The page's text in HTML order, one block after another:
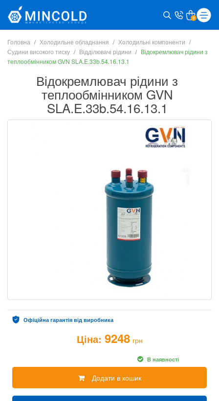
0
Головна Холодильне обладнання
Холодильні компоненти
Судини високого тиску
Відділювачі рідини
Відокремлювач рідини з
теплообмінником GVN SLA.E.33b.54.16.13.1
Відокремлювач рідини з
теплообмінником GVN
SLA.E.33b.54.16.13.1
Офіційна гарантія від виробника
Ціна: 9248 грн
В наявності
Додати в кошик